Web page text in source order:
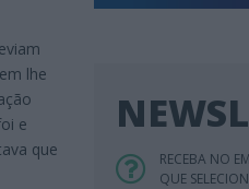
lhe
e
que
RECEBA NO
QUE